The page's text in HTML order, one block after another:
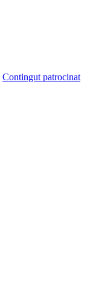
Contingut patrocinat